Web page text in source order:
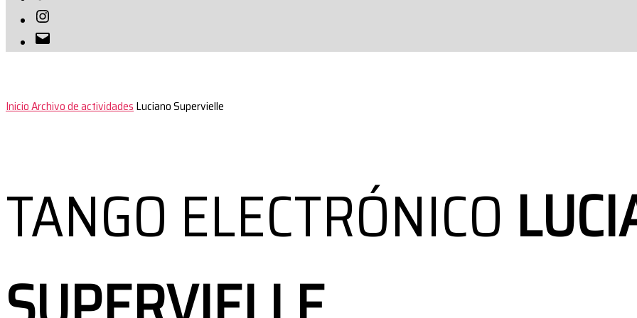
Instagram
Correo
electrónico
InicioArchivo de actividadesLuciano Supervielle
TANGO ELECTRÓNICO